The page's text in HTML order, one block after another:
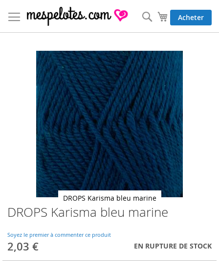
au
contenu
Mon panier
Acheter
Rechercher
DROPS Karisma bleu marine
Soyez le premier à commenter ce produit
2,03 € EN RUPTURE DE STOCK
DROPS Karisma bleu marine
Skip
to
beginning
of
the